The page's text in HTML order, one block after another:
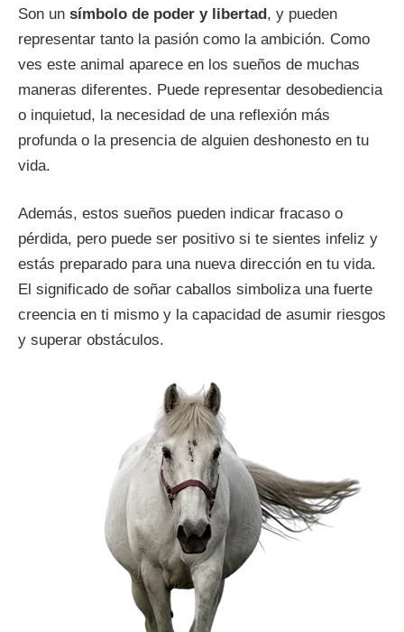
Son un símbolo de poder y libertad, y pueden
representar tanto la pasión como la ambición. Como
ves este animal aparece en los sueños de muchas
maneras diferentes. Puede representar desobediencia
o inquietud, la necesidad de una reflexión más
profunda o la presencia de alguien deshonesto en tu
vida.
Además, estos sueños pueden indicar fracaso o
pérdida, pero puede ser positivo si te sientes infeliz y
estás preparado para una nueva dirección en tu vida.
El significado de soñar caballos simboliza una fuerte
creencia en ti mismo y la capacidad de asumir riesgos
y superar obstáculos.